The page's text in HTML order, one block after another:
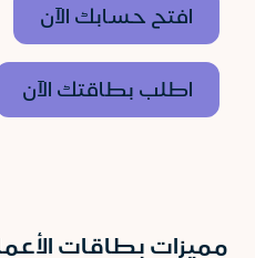
افتح حسابك الآن
اطلب بطاقتك الآن
مميزات بطاقات